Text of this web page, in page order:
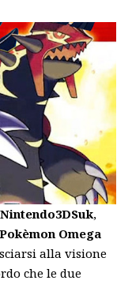
Nintendo3DSuk,
Omega
alla visione
che le due